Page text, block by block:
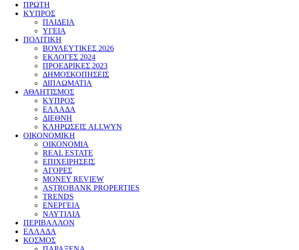
ΠΡΩΤΗ
ΚΥΠΡΟΣ
ΠΑΙΔΕΙΑ
ΥΓΕΙΑ
ΠΟΛΙΤΙΚΗ
ΒΟΥΛΕΥΤΙΚΕΣ 2026
ΕΚΛΟΓΕΣ 2024
ΠΡΟΕΔΡΙΚΕΣ 2023
ΔΗΜΟΣΚΟΠΗΣΕΙΣ
ΔΙΠΛΩΜΑΤΙΑ
ΑΘΛΗΤΙΣΜΟΣ
ΚΥΠΡΟΣ
ΕΛΛΑΔΑ
ΔΙΕΘΝΗ
ΚΛΗΡΩΣΕΙΣ ALLWYN
ΟΙΚΟΝΟΜΙΚΗ
ΟΙΚΟΝΟΜΙΑ
REAL ESTATE
ΕΠΙΧΕΙΡΗΣΕΙΣ
ΑΓΟΡΕΣ
MONEY REVIEW
ASTROBANK PROPERTIES
TRENDS
ΕΝΕΡΓΕΙΑ
ΝΑΥΤΙΛΙΑ
ΠΕΡΙΒΑΛΛΟΝ
ΕΛΛΑΔΑ
ΚΟΣΜΟΣ